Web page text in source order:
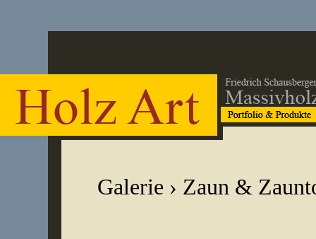
Galerie › Zaun &